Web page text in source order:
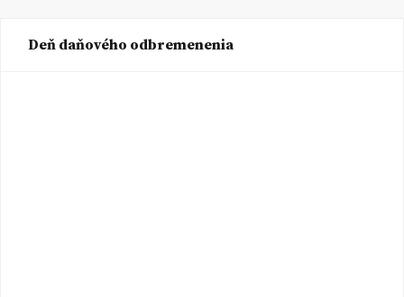
Deň daňového odbremenenia